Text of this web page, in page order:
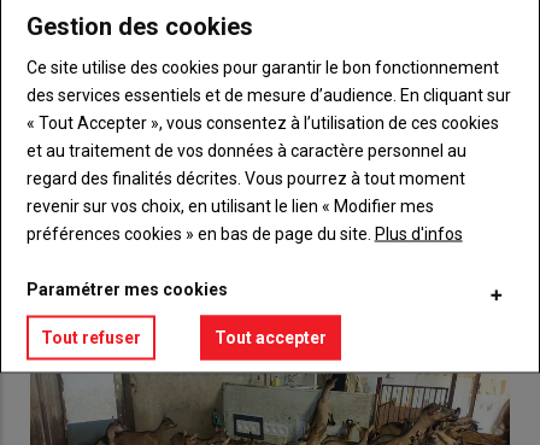
compte pour accéder à tout {nom-site}.
Lien Créez un compte
VOUS AIMEREZ AUSSI
Gestion des cookies
Ce site utilise des cookies pour garantir le bon fonctionnement
des services essentiels et de mesure d’audience. En cliquant sur
« Tout Accepter », vous consentez à l’utilisation de ces cookies
et au traitement de vos données à caractère personnel au
regard des finalités décrites. Vous pourrez à tout moment
revenir sur vos choix, en utilisant le lien « Modifier mes
préférences cookies » en bas de page du site. Plus d'infos
Paramétrer mes cookies
Tout refuser Tout accepter